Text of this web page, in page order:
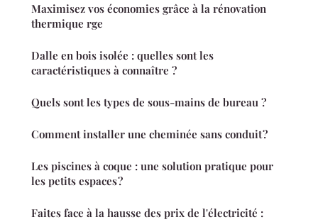
Maximisez vos économies grâce à la rénovation
thermique rge
Dalle en bois isolée : quelles sont les
caractéristiques à connaître ?
Quels sont les types de sous-mains de bureau ?
Comment installer une cheminée sans conduit ?
Les piscines à coque : une solution pratique pour
les petits espaces ?
Faites face à la hausse des prix de l'électricité :